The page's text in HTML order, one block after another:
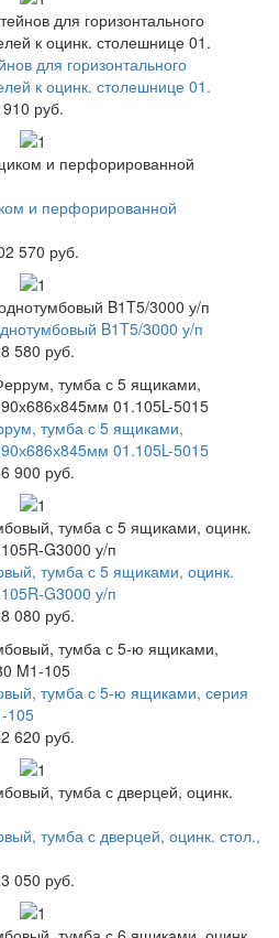
для горизонтального
к оцинк. столешнице 01.
910 руб.
и перфорированной
570 руб.
B1T5/3000 у/п
580 руб.
тумба с 5 ящиками,
01.105L-5015
900 руб.
тумба с 5 ящиками, оцинк.
G3000 у/п
080 руб.
тумба с 5-ю ящиками, серия
105
620 руб.
тумба с дверцей, оцинк. стол.,
050 руб.